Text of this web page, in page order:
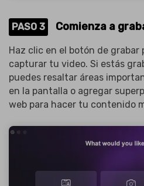
PASO 3 Comienza a
Haz clic en el botón de grabar
capturar tu video. Si estás
puedes resaltar áreas
en la pantalla o agregar
web para hacer tu contenido